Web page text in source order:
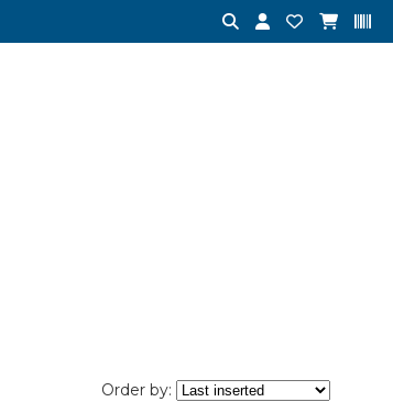
Order by: